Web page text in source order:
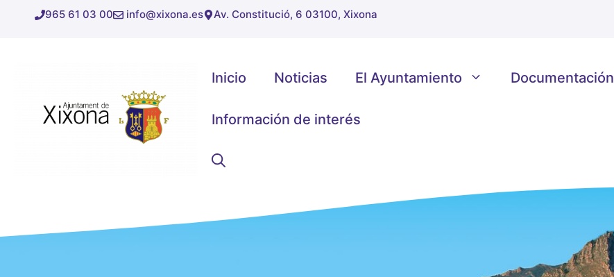
965 61 03 00 info@xixona.es Av. Constitució, 6 03100, Xixona
Inicio Noticias El Ayuntamiento Documentación
Información de interés